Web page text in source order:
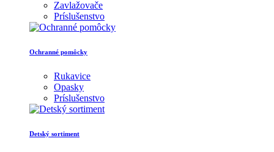
Zavlažovače
Príslušenstvo
Ochranné pomôcky
Rukavice
Opasky
Príslušenstvo
Detský sortiment